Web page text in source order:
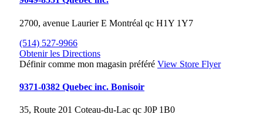
2700, avenue Laurier E Montréal qc H1Y 1Y7
(514) 527-9966
Obtenir les Directions
Définir comme mon magasin préféré View Store Flyer
9371-0382 Quebec inc. Bonisoir
35, Route 201 Coteau-du-Lac qc J0P 1B0